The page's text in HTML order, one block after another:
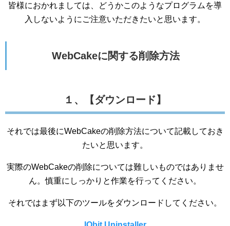
皆様におかれましては、どうかこのようなプログラムを導
入しないようにご注意いただきたいと思います。
WebCakeに関する削除方法
１、【ダウンロード】
それでは最後にWebCakeの削除方法について記載しておき
たいと思います。
実際のWebCakeの削除については難しいものではありませ
ん。慎重にしっかりと作業を行ってください。
それではまず以下のツールをダウンロードしてください。